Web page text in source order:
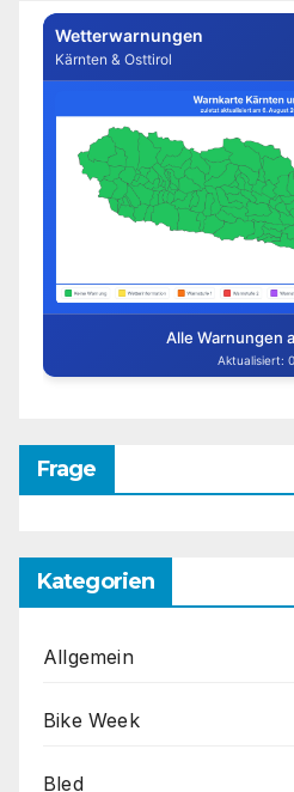
Frage
Kategorien
Allgemein
Bike Week
Bled